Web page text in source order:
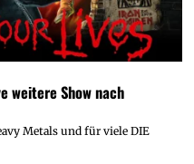
weitere Show nach
Metals und für viele DIE